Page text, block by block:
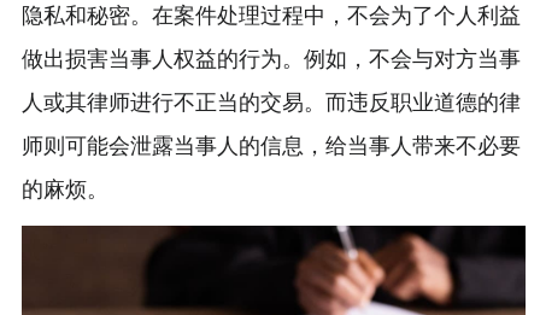
隐私和秘密。在案件处理过程中，不会为了个人利益
做出损害当事人权益的行为。例如，不会与对方当事
人或其律师进行不正当的交易。而违反职业道德的律
师则可能会泄露当事人的信息，给当事人带来不必要
的麻烦。